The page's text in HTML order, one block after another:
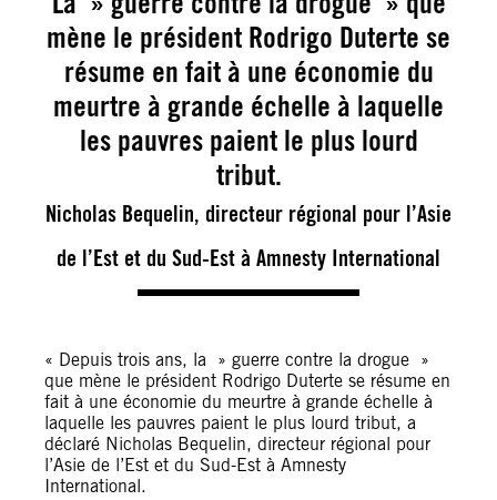
mène le président Rodrigo Duterte se
résume en fait à une économie du
meurtre à grande échelle à laquelle
les pauvres paient le plus lourd
tribut.
Nicholas Bequelin, directeur régional pour l’Asie
de l’Est et du Sud-Est à Amnesty International
« Depuis trois ans, la » guerre contre la drogue »
que mène le président Rodrigo Duterte se résume en
fait à une économie du meurtre à grande échelle à
laquelle les pauvres paient le plus lourd tribut, a
déclaré Nicholas Bequelin, directeur régional pour
l’Asie de l’Est et du Sud-Est à Amnesty
International.